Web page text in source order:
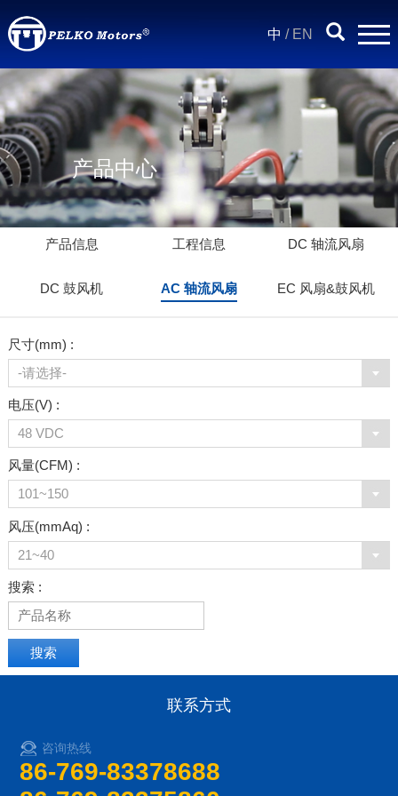
中 / EN
产品中心
产品信息 工程信息 DC 轴流风扇
DC 鼓风机 AC 轴流风扇 EC 风扇&鼓风机
尺寸(mm) :
-请选择-
电压(V) :
48 VDC
风量(CFM) :
101~150
风压(mmAq) :
21~40
搜索 :
联系方式
咨询热线
86-769-83378688